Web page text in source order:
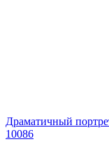
Драматичный
10086